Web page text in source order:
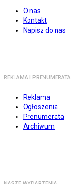
O nas
Kontakt
Napisz do nas
REKLAMA I PRENUMERATA
Reklama
Ogłoszenia
Prenumerata
Archiwum